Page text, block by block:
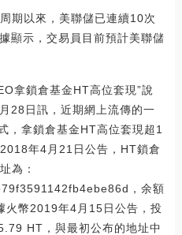
期以來，美聯儲已連續10次
顯示，交易員目前預計美聯儲
拿鎖倉基金HT高位套現”說
28日訊，近期網上流傳的一
，拿鎖倉基金HT高位套現超1
年4月21日公告，HT鎖倉
為：
，余額
幣2019年4月15日公告，投
HT，與最初公布的地址中